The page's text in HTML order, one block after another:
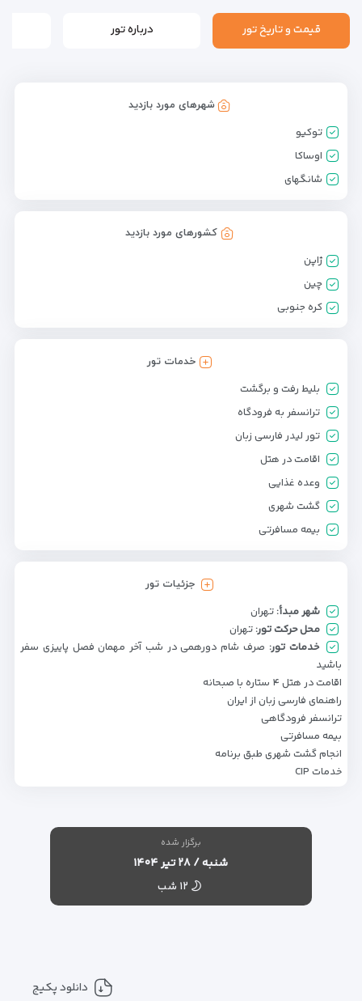
قیمت و تاریخ تور درباره تور
شهرهای مورد بازدید
توکیو
اوساکا
شانگهای
کشورهای مورد بازدید
ژاپن
چین
کره جنوبی
خدمات تور
بلیط رفت و برگشت
ترانسفر به فرودگاه
تور لیدر فارسی زبان
اقامت در هتل
وعده غذایی
گشت شهری
بیمه مسافرتی
جزئیات تور
شهر مبدأ: تهران
محل حرکت تور: تهران
خدمات تور: صرف شام دورهمی در شب آخر مهمان فصل پاییزی سفر
باشید
اقامت در هتل ۴ ستاره با صبحانه
راهنمای فارسی زبان از ایران
ترانسفر فرودگاهی
بیمه مسافرتی
انجام گشت شهری طبق برنامه
خدمات CIP
برگزار شده
شنبه / ۲۸ تیر ۱۴۰۴
۱۲ شب
دانلود پکیج